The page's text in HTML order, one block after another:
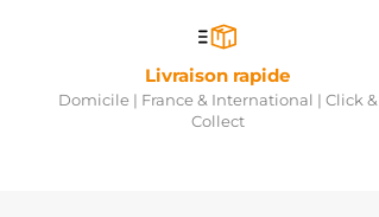
Livraison rapide
Domicile | France & International | Click &
Collect